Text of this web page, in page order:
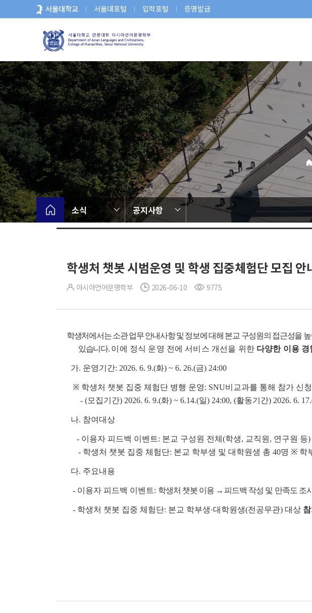
로
뉴
서울대학교 서울대포털 입학포털 증명발급
소식 공지사항
학생처 챗봇 시범운영 및 학생 집중체험단 모집 안
아시아언어문명학부 2026-06-10 9775
학생처에서는 소관 업무 안내사항 및 정보에 대해 본교 구성원의 접근성을
있습니다. 이에 정식 운영 전에 서비스 개선을 위한 다양한 이용
가. 운영기간: 2026. 6. 9.(화) ~ 6. 26.(금) 24:00
※ 학생처 챗봇 집중 체험단 병행 운영: SNU비교과를 통해 참가 신
- (모집기간) 2026. 6. 9.(화) ~ 6.14.(일) 24:00, (활동기간) 2026. 6.
나. 참여대상
- 이용자 피드백 이벤트: 본교 구성원 전체(학생, 교직원, 연구원 등)
- 학생처 챗봇 집중 체험단: 본교 학부생 및 대학원생 총 40명 ※ 학
다. 주요내용
- 이용자 피드백 이벤트: 학생처 챗봇 이용 → 피드백 작성 및 만족도 조
- 학생처 챗봇 집중 체험단: 본교 학부생·대학원생(전공무관) 대상